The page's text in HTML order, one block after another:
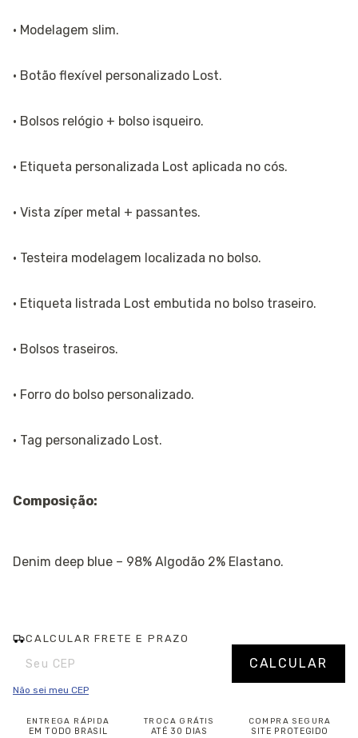
· Modelagem slim.
· Botão flexível personalizado Lost.
· Bolsos relógio + bolso isqueiro.
· Etiqueta personalizada Lost aplicada no cós.
· Vista zíper metal + passantes.
· Testeira modelagem localizada no bolso.
· Etiqueta listrada Lost embutida no bolso traseiro.
· Bolsos traseiros.
· Forro do bolso personalizado.
· Tag personalizado Lost.
Composição:
Denim deep blue – 98% Algodão 2% Elastano.
CALCULAR FRETE E PRAZO
Entregas para o CEP: Alterar CEP
CALCULAR
Não sei meu CEP
ENTREGA RÁPIDA
EM TODO BRASIL
TROCA GRÁTIS
ATÉ 30 DIAS
COMPRA SEGURA
SITE PROTEGIDO